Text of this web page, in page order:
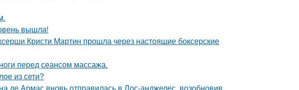
вышла!
Кристи Мартин прошла через настоящие боксерские
перед сеансом массажа.
из сети?